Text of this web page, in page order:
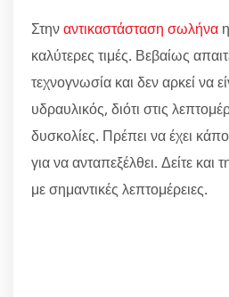
Στηναντικαστάσταση σωλήνα
καλύτερες τιμές. Βεβαίως
τεχνογνωσία και δεν αρκεί να
υδραυλικός, διότι στις
δυσκολίες. Πρέπει να έχει
για να ανταπεξέλθει. Δείτε και
με σημαντικές λεπτομέρειες.